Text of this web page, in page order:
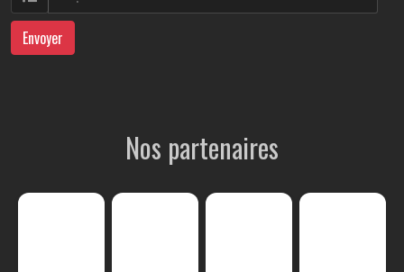
Envoyer
Nos partenaires